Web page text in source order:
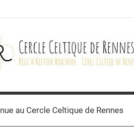
au Cercle Celtique de Rennes